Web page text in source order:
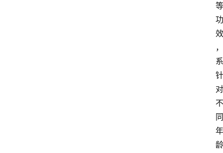
等
功
效
，
系
针
对
不
同
年
龄